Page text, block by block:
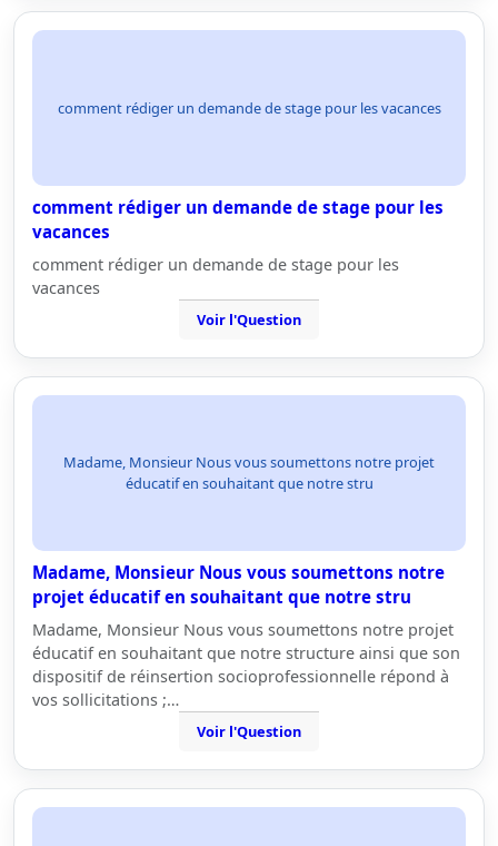
comment rédiger un demande de stage pour les vacances
comment rédiger un demande de stage pour les
vacances
comment rédiger un demande de stage pour les
vacances
Voir l'Question
Madame, Monsieur Nous vous soumettons notre projet
éducatif en souhaitant que notre stru
Madame, Monsieur Nous vous soumettons notre
projet éducatif en souhaitant que notre stru
Madame, Monsieur Nous vous soumettons notre projet
éducatif en souhaitant que notre structure ainsi que son
dispositif de réinsertion socioprofessionnelle répond à
vos sollicitations ;…
Voir l'Question